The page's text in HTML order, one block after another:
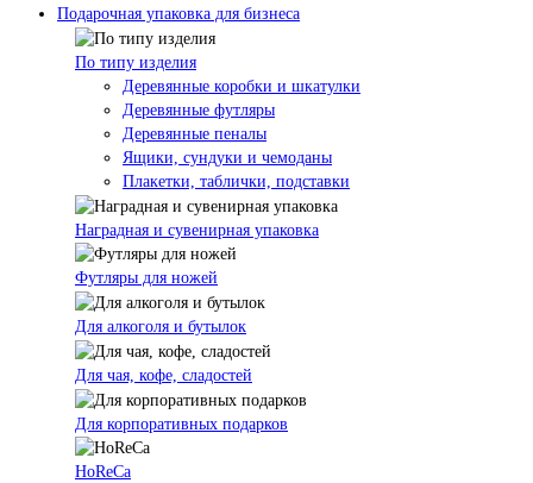
Подарочная упаковка для бизнеса
По типу изделия
Деревянные коробки и шкатулки
Деревянные футляры
Деревянные пеналы
Ящики, сундуки и чемоданы
Плакетки, таблички, подставки
Наградная и сувенирная упаковка
Футляры для ножей
Для алкоголя и бутылок
Для чая, кофе, сладостей
Для корпоративных подарков
HoReCa